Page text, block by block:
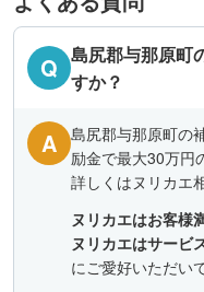
Q 島尻郡与那原町
すか？
A
島尻郡与那原町の
励金で最大30万円
詳しくはヌリカエ
ヌリカエはお客様
ヌリカエはサービ
にご愛好いただい